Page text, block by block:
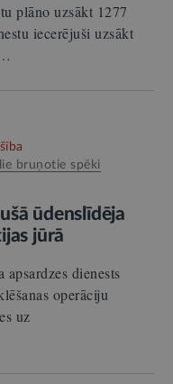
plāno uzsākt 1277
iecerējuši uzsākt
bruņotie spēki
ūdenslīdēja
jūrā
dienests
operāciju
uz